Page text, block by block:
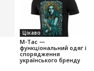
Цікаво
M-Tac —
функціональний одяг і
спорядження
українського бренду